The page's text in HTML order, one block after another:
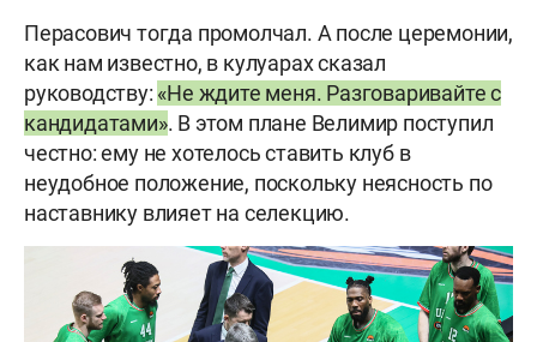
Перасович тогда промолчал. А после церемонии,
как нам известно, в кулуарах сказал
руководству: «Не ждите меня. Разговаривайте с
кандидатами». В этом плане Велимир поступил
честно: ему не хотелось ставить клуб в
неудобное положение, поскольку неясность по
наставнику влияет на селекцию.